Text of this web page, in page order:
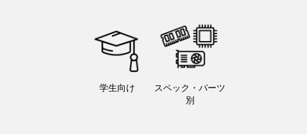
学生向け
スペック・パーツ
別